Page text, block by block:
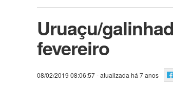
Uruaçu/
fevereiro
08/02/2019 08:06:57- atualizada há 7 anos